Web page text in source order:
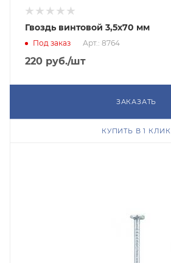
Гвоздь винтовой 3,5х70 мм
Под заказ Арт.: 8764
220 руб./шт
ЗАКАЗАТЬ
КУПИТЬ В 1 КЛИК